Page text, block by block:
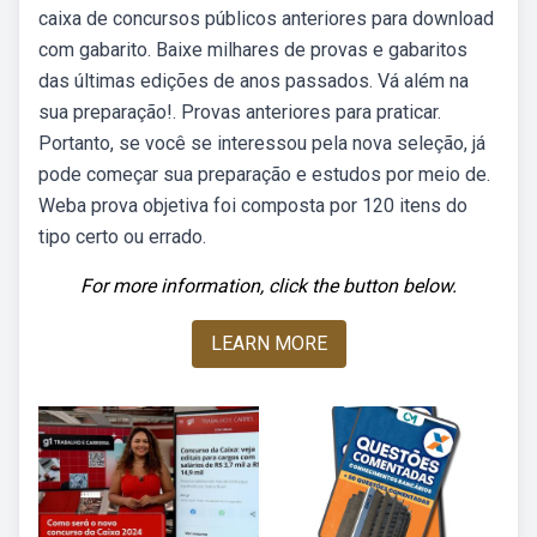
caixa de concursos públicos anteriores para download
com gabarito. Baixe milhares de provas e gabaritos
das últimas edições de anos passados. Vá além na
sua preparação!. Provas anteriores para praticar.
Portanto, se você se interessou pela nova seleção, já
pode começar sua preparação e estudos por meio de.
Weba prova objetiva foi composta por 120 itens do
tipo certo ou errado.
For more information, click the button below.
LEARN MORE